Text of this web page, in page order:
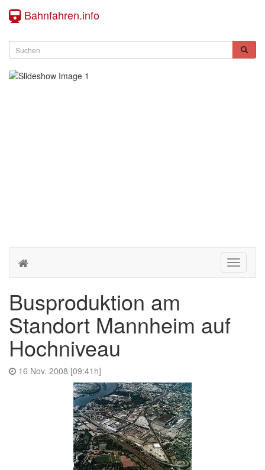
Bahnfahren.info
Toggle
Busproduktion am
Standort Mannheim auf
Hochniveau
16 Nov. 2008 [09:41h]